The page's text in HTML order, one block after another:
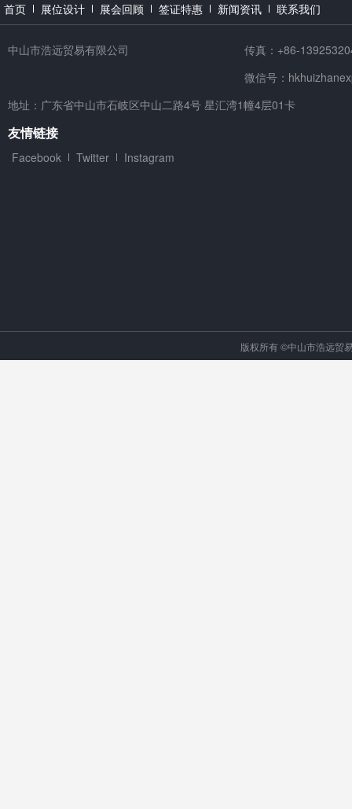
首页 展位设计 展会回顾 签证特惠 新闻资讯 联系我们
中山市浩远贸易有限公司
传真：+86-
微信号：
地址：广东省中山市石岐区中山二路4号 星汇湾1幢4层01卡
友情链接
Facebook Twitter Instagram
版权所有 ©中山市浩远贸